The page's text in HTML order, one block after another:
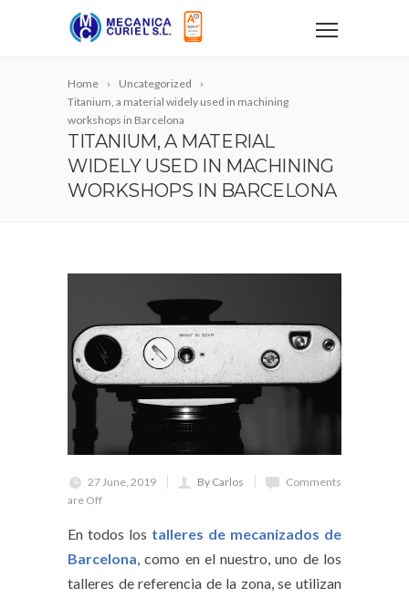
Home
Uncategorized
Titanium, a material widely used in machining
workshops in Barcelona
TITANIUM, A MATERIAL
WIDELY USED IN MACHINING
WORKSHOPS IN BARCELONA
27 June, 2019 By Carlos
Comments
are Off
En todos los talleres de mecanizados de
Barcelona, como en el nuestro, uno de los
talleres de referencia de la zona, se utilizan